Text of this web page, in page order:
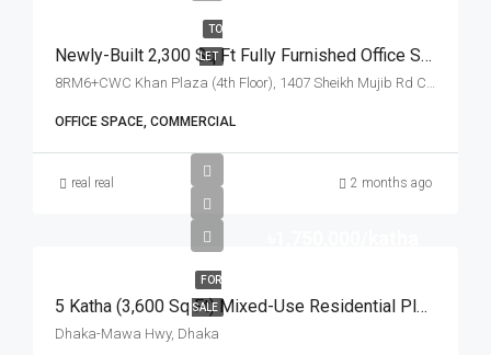
TO
LET Newly-Built 2,300 Sq Ft Fully Furnished Office Space For Rent At Sheikh Mujib Road, Chattogram | চট্টগ্রামের শেখ মুজিব রোড খান প্লাজায় ৪টি বেড/রুম সমমানের ২,৩০০ স্কয়ার ফিটের সুসজ্জিত অফিস স্পেস ভাড়া
8RM6+CWC Khan Plaza (4th Floor), 1407 Sheikh Mujib Rd Chattogram, Chattogram
OFFICE SPACE, COMMERCIAL
real real 2 months ago
FOR
SALE 5 Katha (3,600 Sq Ft) Mixed-Use Residential Plot For Sale With Modern Facilities | আধুনিক সুযোগ-সুবিধা সংবলিত পরিকল্পিত প্রকল্পে প্রতি কাঠা ১৭.৫ লক্ষ টাকায় ৫ কাঠার প্লট বিক্রয়
Dhaka-Mawa Hwy, Dhaka